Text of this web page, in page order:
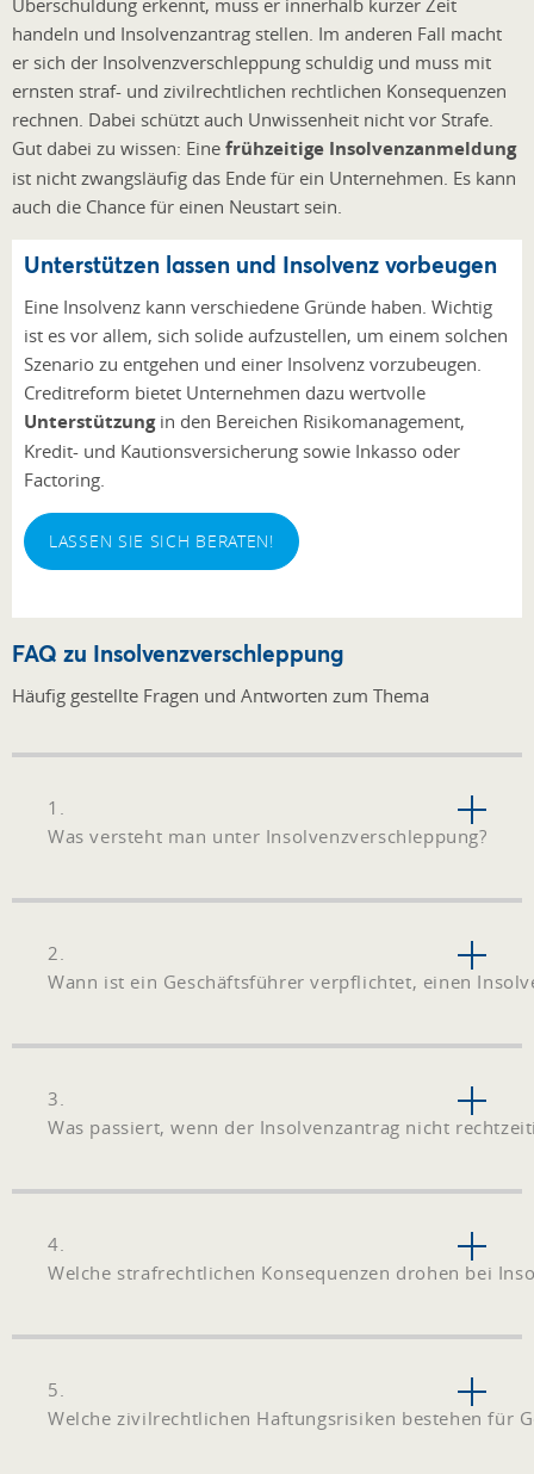
handeln und Insolvenzantrag stellen. Im anderen Fall macht
er sich der Insolvenzverschleppung schuldig und muss mit
ernsten straf- und zivilrechtlichen rechtlichen Konsequenzen
rechnen. Dabei schützt auch Unwissenheit nicht vor Strafe.
Gut dabei zu wissen: Eine frühzeitige Insolvenzanmeldung
ist nicht zwangsläufig das Ende für ein Unternehmen. Es kann
auch die Chance für einen Neustart sein.
Unterstützen lassen und Insolvenz vorbeugen
Eine Insolvenz kann verschiedene Gründe haben. Wichtig
ist es vor allem, sich solide aufzustellen, um einem solchen
Szenario zu entgehen und einer Insolvenz vorzubeugen.
Creditreform bietet Unternehmen dazu wertvolle
Unterstützungin den Bereichen Risikomanagement,
Kredit- und Kautionsversicherung sowie Inkasso oder
Factoring.
LASSEN SIE SICH BERATEN!
FAQ zu Insolvenzverschleppung
Häufig gestellte Fragen und Antworten zum Thema
1.
Was versteht man unter Insolvenzverschleppung?
2.
Wann ist ein Geschäftsführer verpflichtet, einen
3.
Was passiert, wenn der Insolvenzantrag nicht
4.
Welche strafrechtlichen Konsequenzen drohen bei
5.
Welche zivilrechtlichen Haftungsrisiken bestehen für